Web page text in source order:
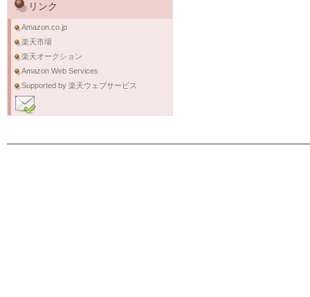
リンク
Amazon.co.jp
楽天市場
楽天オークション
Amazon Web Services
Supported by 楽天ウェブサービス